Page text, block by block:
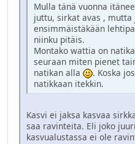
Mulla tänä vuonna
juttu, sirkat avas ,
ensimmäistäkään
niinku pitäis.
Montako wattia on
seuraan miten pienet
natikan alla
. Koska
natikkaan itekkin.
Kasvi ei jaksa kasvaa
saa ravinteita. Eli joko
kasvualustassa ei ole